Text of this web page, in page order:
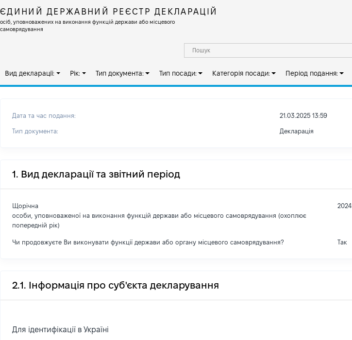
ЄДИНИЙ ДЕРЖАВНИЙ РЕЄСТР ДЕКЛАРАЦІЙ
осіб, уповноважених на виконання функцій держави або місцевого
самоврядування
Вид декларації: Рік: Тип документа: Тип посади: Категорія посади: Період подання:
Дата та час подання: 21.03.2025 13:59
Тип документа: Декларація
1. Вид декларації та звітний період
Щорічна
особи, уповноваженої на виконання функцій держави або місцевого самоврядування (охоплює
попередній рік)
2024
Чи продовжуєте Ви виконувати функції держави або органу місцевого самоврядування? Так
2.1. Інформація про суб'єкта декларування
Для ідентифікації в Україні